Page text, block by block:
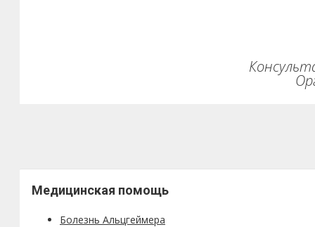
Медицинская помощь
Болезнь Альцгеймера